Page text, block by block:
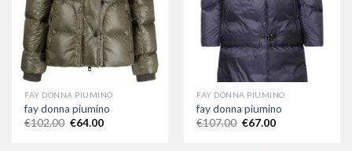
FAY DONNA PIUMINO
fay donna piumino
€102.00 €64.00
FAY DONNA PIUMINO
fay donna piumino
€107.00 €67.00